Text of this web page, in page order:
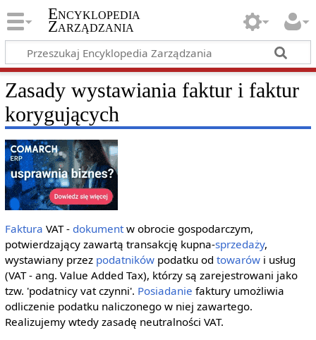
Encyklopedia
Zarządzania
Zasady wystawiania faktur i faktur
korygujących
Faktura VAT - dokumentw obrocie gospodarczym,
potwierdzający zawartą transakcję kupna-sprzedaży,
wystawiany przez podatnikówpodatku od towarówi usług
(VAT - ang. Value Added Tax), którzy są zarejestrowani jako
tzw. 'podatnicy vat czynni'. Posiadanie faktury umożliwia
odliczenie podatku naliczonego w niej zawartego.
Realizujemy wtedy zasadę neutralności VAT.